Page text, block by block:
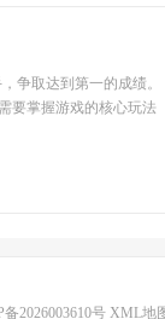
争取达到第一的成绩。
要掌握游戏的核心玩法
备2026003610号 XML地